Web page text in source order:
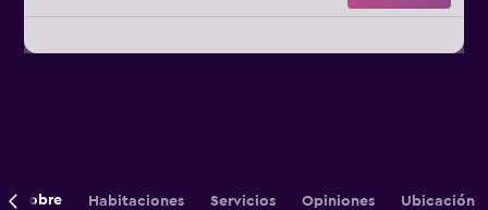
Sobre Habitaciones Servicios Opiniones Ubicación